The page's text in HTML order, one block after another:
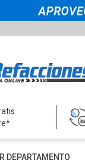
DEPARTAMENTO